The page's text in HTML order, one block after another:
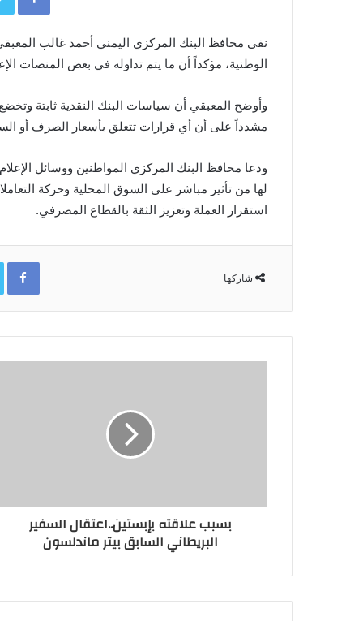
نفى محافظ البنك المركزي اليمني أحمد غالب
الوطنية، مؤكداً أن ما يتم تداوله في بعض المنصات
وأوضح المعبقي أن سياسات البنك النقدية ثابتة
مشدداً على أن أي قرارات تتعلق بأسعار الصرف أو
ودعا محافظ البنك المركزي المواطنين ووسائل
لها من تأثير مباشر على السوق المحلية وحركة
استقرار العملة وتعزيز الثقة بالقطاع المصرفي.
شاركها
بسبب علاقته بإبستين..اعتقال السفير
البريطاني السابق بيتر ماندلسون